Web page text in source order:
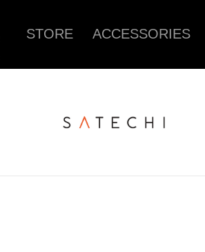
STORE ACCESSORIES